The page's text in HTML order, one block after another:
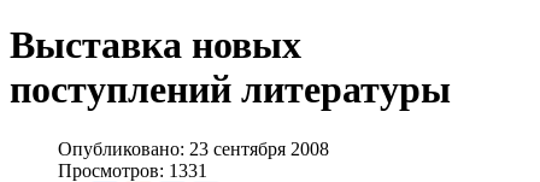
Выставка новых
поступлений литературы
Опубликовано: 23 сентября 2008
Просмотров: 1331